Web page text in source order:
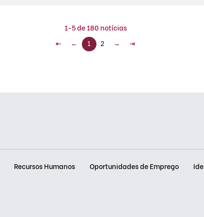
1-5 de 180 notícias
⇤
← 1 2 → ⇥
Recursos Humanos Oportunidades de Emprego